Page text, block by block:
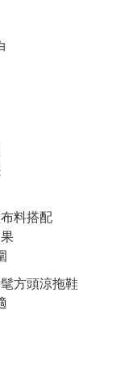
料搭配
方頭涼拖鞋